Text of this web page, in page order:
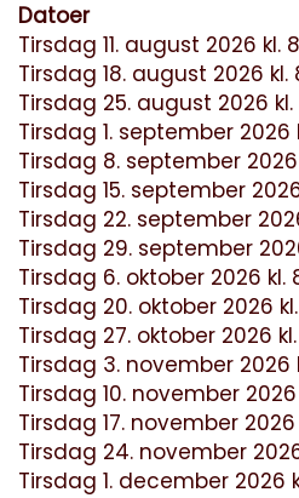
Datoer
Tirsdag 11. august 2026 kl.
Tirsdag 18. august 2026 kl.
Tirsdag 25. august 2026 kl.
Tirsdag 1. september 2026
Tirsdag 8. september 2026
Tirsdag 15. september
Tirsdag 22. september
Tirsdag 29. september
Tirsdag 6. oktober 2026 kl.
Tirsdag 20. oktober 2026
Tirsdag 27. oktober 2026
Tirsdag 3. november 2026
Tirsdag 10. november 2026
Tirsdag 17. november 2026
Tirsdag 24. november
Tirsdag 1. december 2026